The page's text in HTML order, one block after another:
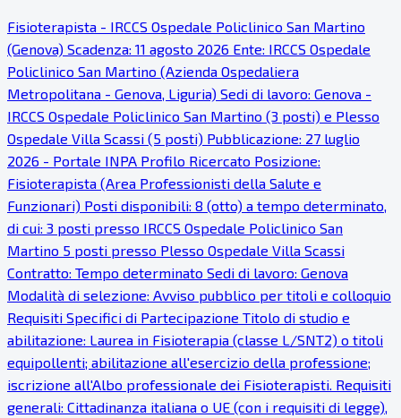
Fisioterapista - IRCCS Ospedale Policlinico San Martino
(Genova) Scadenza: 11 agosto 2026 Ente: IRCCS Ospedale
Policlinico San Martino (Azienda Ospedaliera
Metropolitana - Genova, Liguria) Sedi di lavoro: Genova -
IRCCS Ospedale Policlinico San Martino (3 posti) e Plesso
Ospedale Villa Scassi (5 posti) Pubblicazione: 27 luglio
2026 - Portale INPA Profilo Ricercato Posizione:
Fisioterapista (Area Professionisti della Salute e
Funzionari) Posti disponibili: 8 (otto) a tempo determinato,
di cui: 3 posti presso IRCCS Ospedale Policlinico San
Martino 5 posti presso Plesso Ospedale Villa Scassi
Contratto: Tempo determinato Sedi di lavoro: Genova
Modalità di selezione: Avviso pubblico per titoli e colloquio
Requisiti Specifici di Partecipazione Titolo di studio e
abilitazione: Laurea in Fisioterapia (classe L/SNT2) o titoli
equipollenti; abilitazione all'esercizio della professione;
iscrizione all'Albo professionale dei Fisioterapisti. Requisiti
generali: Cittadinanza italiana o UE (con i requisiti di legge),